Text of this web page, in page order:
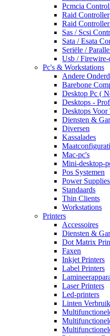
Pcmcia
Raid Controller
Raid
Sas / Scsi
Sata / Esata
Seriële /
Usb /
Pc's & Workstations
Andere
Barebone
Desktop Pc (
Desktops -
Desktops
Diensten &
Diversen
Kassalades
Mac-pc's
Mini-desktop-
Pos Systemen
Power Supplies
Standaards
Thin Clients
Workstations
Printers
Accessoires
Diensten &
Dot Matrix
Faxen
Inkjet Printers
Label Printers
Laser Printers
Led-printers
Linten